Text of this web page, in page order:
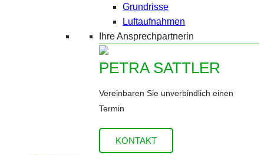
Grundrisse
Luftaufnahmen
Ihre Ansprechpartnerin
PETRA SATTLER
Vereinbaren Sie unverbindlich einen
Termin
KONTAKT